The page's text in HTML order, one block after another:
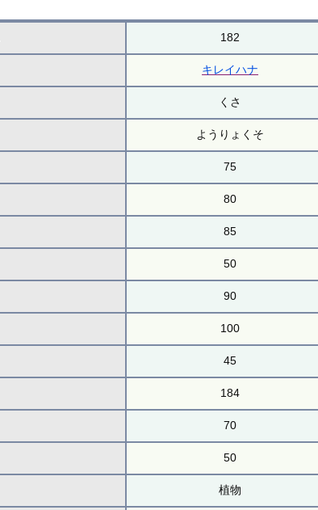
182
キレイハナ
くさ
ようりょくそ
75
80
85
50
90
100
45
184
70
50
植物